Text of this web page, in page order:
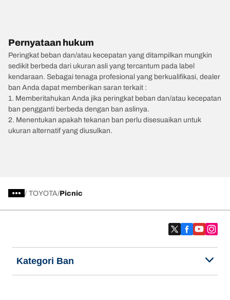
Pernyataan hukum
Peringkat beban dan/atau kecepatan yang ditampilkan mungkin
sedikit berbeda dari ukuran asli yang tercantum pada label
kendaraan. Sebagai tenaga profesional yang berkualifikasi, dealer
ban Anda dapat memberikan saran terkait :
1. Memberitahukan Anda jika peringkat beban dan/atau kecepatan
ban pengganti berbeda dengan ban aslinya.
2. Menentukan apakah tekanan ban perlu disesuaikan untuk
ukuran alternatif yang diusulkan.
/ TOYOTA Picnic
Kategori Ban